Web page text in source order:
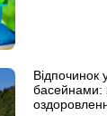
Відпочинок
басейнами: